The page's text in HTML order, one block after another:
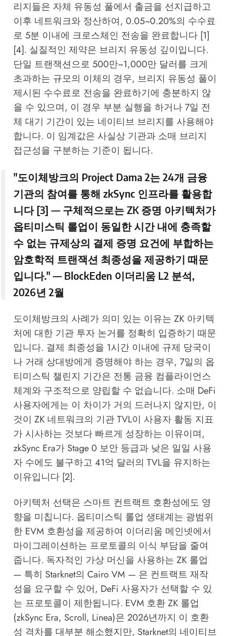
리지들은 자체 유동성 풀에서 출금을 선지급하고
이후 네트워크와 정산하여, 0.05~0.20%의 수수료
로 5분 이내에 크로스체인 전송을 완료합니다 [1]
[4]. 실질적인 제약은 브리지 유동성 깊이입니다.
단일 트랜잭션으로 500만~1,000만 달러를 크게
초과하는 규모의 이체의 경우, 브리지 유동성 풀이
제시된 수수료로 전송을 완료하기에 충분하지 않
을 수 있으며, 이 경우 부분 실행을 하거나 7일 전
체 대기 기간이 있는 네이티브 브리지를 사용해야
합니다. 이 임계값은 사실상 기관과 소매 브리지
접근성을 구분하는 기준이 됩니다.
"도이체방크의 Project Dama 2는 24개 금융
기관의 참여를 통해 zkSync 인프라를 활용합
니다 [3] — 구체적으로는 ZK 증명 아키텍처가
옵티미스틱 롤업이 동일한 시간 내에 충족할
수 없는 규제상의 결제 증명 요건에 부합하는
암호학적 트랜잭션 최종성을 제공하기 때문
입니다." — BlockEden 이더리움 L2 분석,
2026년 2월
도이체방크의 사례가 의미 있는 이유는 ZK 아키텍
처에 대한 기관 투자 논거를 정확히 입증하기 때문
입니다. 결제 최종성을 1시간 이내에 규제 당국이
나 거래 상대방에게 증명해야 하는 경우, 7일의 옵
티미스틱 챌린지 기간은 전통 금융 컴플라이언스
체계와 구조적으로 양립할 수 없습니다. 소매 DeFi
사용자에게는 이 차이가 거의 드러나지 않지만, 이
것이 ZK 네트워크의 기관 TVL이 사용자 활동 지표
가 시사하는 것보다 빠르게 성장하는 이유이며,
zkSync Era가 Stage 0 보안 등급과 낮은 일일 사용
자 수에도 불구하고 41억 달러의 TVL을 유지하는
이유입니다 [2].
아키텍처 선택은 스마트 컨트랙트 호환성에도 영
향을 미칩니다. 옵티미스틱 롤업 생태계는 광범위
한 EVM 호환성을 제공하여 이더리움 메인넷에서
마이그레이션하는 프로토콜의 이식 부담을 줄여
줍니다. 독자적인 가상 머신을 사용하는 ZK 롤업
— 특히 Starknet의 Cairo VM — 은 컨트랙트 재작
성을 요구할 수 있어, DeFi 사용자가 선택할 수 있
는 프로토콜이 제한됩니다. EVM 호환 ZK 롤업
(zkSync Era, Scroll, Linea)은 2026년까지 이 호환
성 격차를 대부분 해소했지만, Starknet의 네이티브